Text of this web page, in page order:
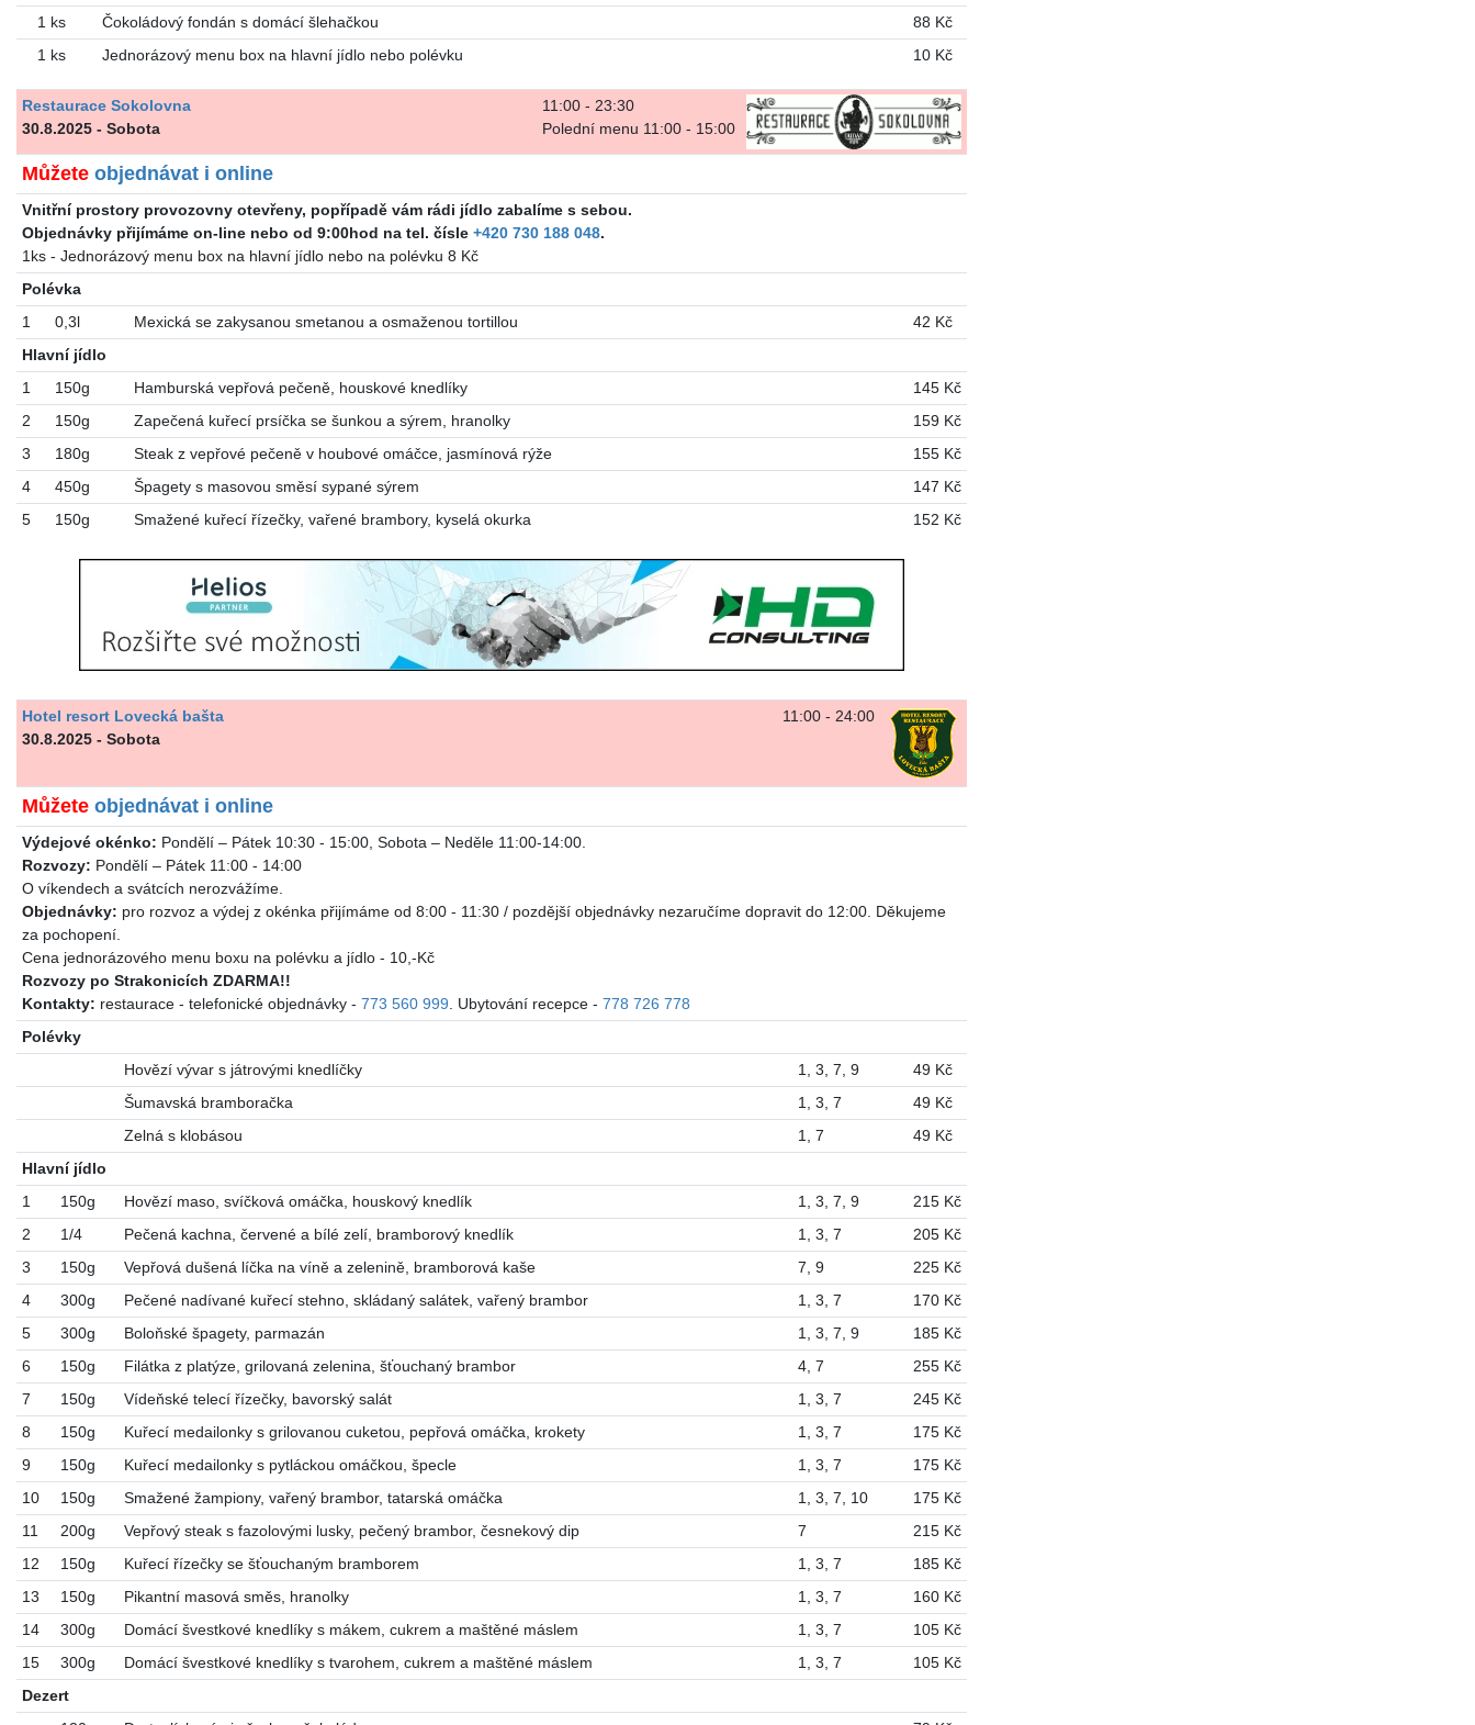
1 ks
Čokoládový fondán s domácí šlehačkou
88 Kč
1 ks
Jednorázový menu box na hlavní jídlo nebo polévku 10 Kč
11:00 - 23:30
Polední menu 11:00 - 15:00
Restaurace Sokolovna
30.8.2025 - Sobota
Můžete objednávat i online
Vnitřní prostory provozovny otevřeny, popřípadě vám rádi jídlo zabalíme s sebou.
Objednávky přijímáme on-line nebo od 9:00hod na tel. čísle +420 730 188 048.
1ks - Jednorázový menu box na hlavní jídlo nebo na polévku 8 Kč
Polévka
1
0,3l Mexická se zakysanou smetanou a osmaženou tortillou
42 Kč
Hlavní jídlo
1
150g Hamburská vepřová pečeně, houskové knedlíky
145 Kč
2
150g Zapečená kuřecí prsíčka se šunkou a sýrem, hranolky
159 Kč
3
180g Steak z vepřové pečeně v houbové omáčce, jasmínová rýže
155 Kč
4
450g Špagety s masovou směsí sypané sýrem
147 Kč
5
150g Smažené kuřecí řízečky, vařené brambory, kyselá okurka 152 Kč
11:00 - 24:00
Hotel resort Lovecká bašta
30.8.2025 - Sobota
Můžete objednávat i online
Výdejové okénko: Pondělí – Pátek 10:30 - 15:00, Sobota – Neděle 11:00-14:00.
Rozvozy: Pondělí – Pátek 11:00 - 14:00
O víkendech a svátcích nerozvážíme.
Objednávky: pro rozvoz a výdej z okénka přijímáme od 8:00 - 11:30 / pozdější objednávky nezaručíme dopravit do 12:00. Děkujeme
za pochopení.
Cena jednorázového menu boxu na polévku a jídlo - 10,-Kč
Rozvozy po Strakonicích ZDARMA!!
Kontakty: restaurace - telefonické objednávky - 773 560 999. Ubytování recepce - 778 726 778
Polévky
Hovězí vývar s játrovými knedlíčky
1, 3, 7, 9
49 Kč
Šumavská bramboračka
1, 3, 7
49 Kč
Zelná s klobásou
1, 7
49 Kč
Hlavní jídlo
1
150g Hovězí maso, svíčková omáčka, houskový knedlík 1, 3, 7, 9
215 Kč
2
1/4 Pečená kachna, červené a bílé zelí, bramborový knedlík 1, 3, 7
205 Kč
3
150g Vepřová dušená líčka na víně a zelenině, bramborová kaše 7, 9
225 Kč
4
300g Pečené nadívané kuřecí stehno, skládaný salátek, vařený brambor 1, 3, 7
170 Kč
5
300g Boloňské špagety, parmazán 1, 3, 7, 9
185 Kč
6
150g Filátka z platýze, grilovaná zelenina, šťouchaný brambor 4, 7
255 Kč
7
150g Vídeňské telecí řízečky, bavorský salát 1, 3, 7
245 Kč
8
150g Kuřecí medailonky s grilovanou cuketou, pepřová omáčka, krokety 1, 3, 7
175 Kč
9
150g Kuřecí medailonky s pytláckou omáčkou, špecle 1, 3, 7
175 Kč
10
150g Smažené žampiony, vařený brambor, tatarská omáčka 1, 3, 7, 10
175 Kč
11
200g Vepřový steak s fazolovými lusky, pečený brambor, česnekový dip 7
215 Kč
12
150g Kuřecí řízečky se šťouchaným bramborem 1, 3, 7
185 Kč
13
150g Pikantní masová směs, hranolky 1, 3, 7
160 Kč
14
300g Domácí švestkové knedlíky s mákem, cukrem a maštěné máslem 1, 3, 7
105 Kč
15
300g Domácí švestkové knedlíky s tvarohem, cukrem a maštěné máslem 1, 3, 7
105 Kč
Dezert